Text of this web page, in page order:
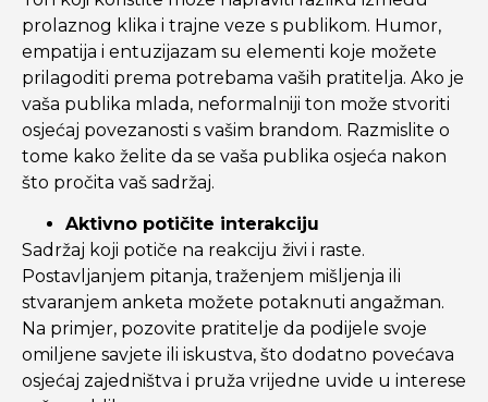
prolaznog klika i trajne veze s publikom. Humor,
empatija i entuzijazam su elementi koje možete
prilagoditi prema potrebama vaših pratitelja. Ako je
vaša publika mlada, neformalniji ton može stvoriti
osjećaj povezanosti s vašim brandom. Razmislite o
tome kako želite da se vaša publika osjeća nakon
što pročita vaš sadržaj.
Aktivno potičite interakciju
Sadržaj koji potiče na reakciju živi i raste.
Postavljanjem pitanja, traženjem mišljenja ili
stvaranjem anketa možete potaknuti angažman.
Na primjer, pozovite pratitelje da podijele svoje
omiljene savjete ili iskustva, što dodatno povećava
osjećaj zajedništva i pruža vrijedne uvide u interese